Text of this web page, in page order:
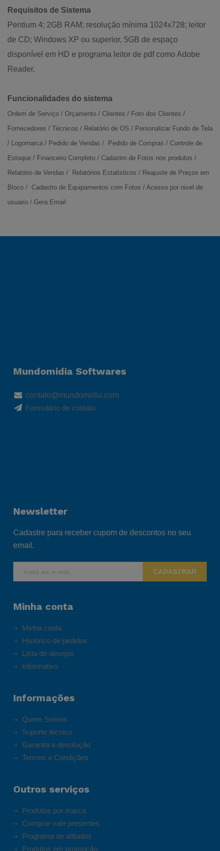
Requisitos de Sistema
Pentium 4; 2GB RAM; resolução mínima 1024x728; leitor
de CD; Windows XP ou superior, 5GB de espaço
disponível em HD e programa leitor de pdf como Adobe
Reader.
Funcionalidades do sistema
Ordem de Serviço / Orçamento / Clientes / Foto dos Clientes /
Fornecedores / Técnicos / Relatório de OS / Personalizar Fundo de Tela
/ Logomarca / Pedido de Vendas / Pedido de Compras / Controle de
Estoque / Financeiro Completo / Cadastro de Fotos nos produtos /
Relatório de Vendas / Relatórios Estatisticos / Reajuste de Preços em
Bloco / Cadastro de Equipamentos com Fotos / Acesso por nivel de
usuario / Gera Email
Mundomidia Softwares
contato@mundomidia.com
Formulário de contato
Newsletter
Cadastre para receber cupom de descontos no seu
email.
CADASTRAR
Minha conta
Minha conta
Histórico de pedidos
Lista de desejos
Informativo
Informações
Quem Somos
Suporte técnico
Garantia e devolução
Termos e Condições
Outros serviços
Produtos por marca
Comprar vale presentes
Programa de afiliados
Produtos em promoção